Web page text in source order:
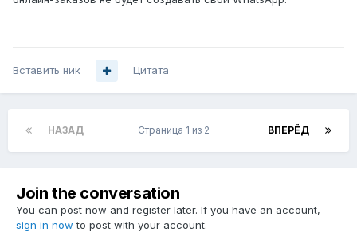
Вставить ник Цитата
НАЗАД ВПЕРЁД
Страница 1 из 2
Join the conversation
You can post now and register later. If you have an account,
sign in now to post with your account.